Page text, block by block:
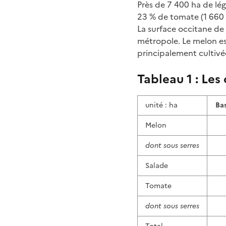
Près de 7 400 ha de
23 % de tomate (1
La surface occitane
métropole. Le melon
principalement
Tableau 1 :
unité : ha
Melon
dont sous serres
Salade
Tomate
dont sous serres